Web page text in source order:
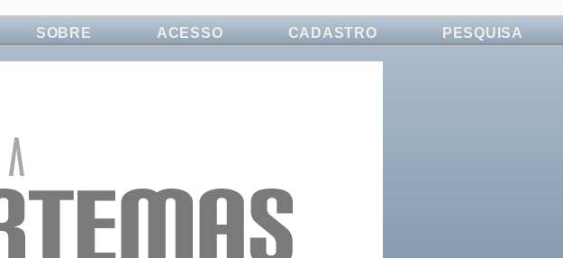
SOBRE ACESSO CADASTRO PESQUISA